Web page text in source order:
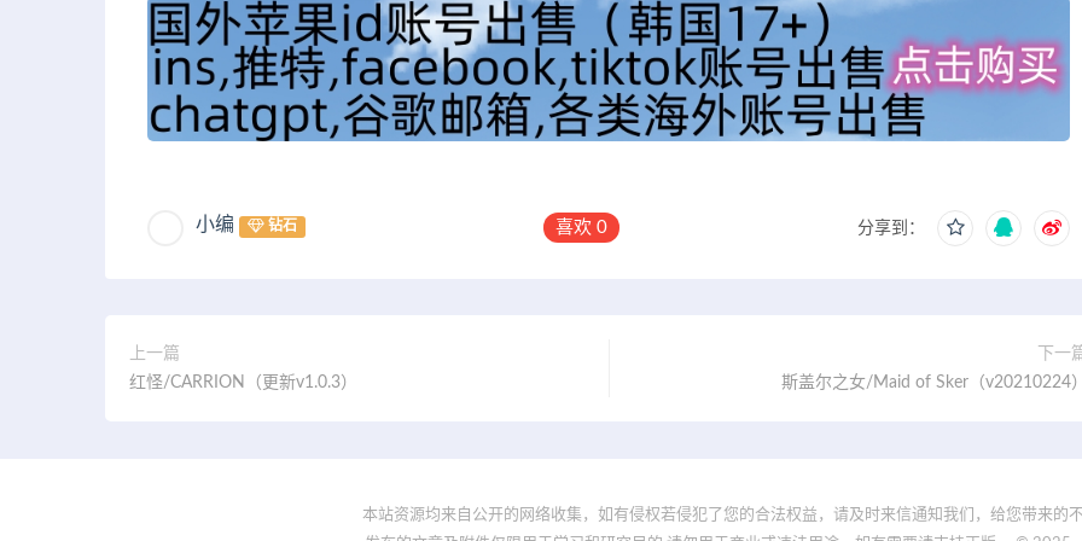
小编 钻石 喜欢0 分享到：
上一篇
红怪/CARRION（更新v1.0.3）
下一
斯盖尔之女/Maid of Sker（v20210224）
本站资源均来自公开的网络收集，如有侵权若侵犯了您的合法权益，请及时来信通知我们，给您带来的